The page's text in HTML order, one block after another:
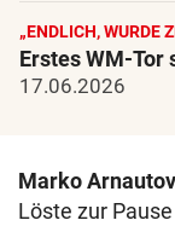
„ENDLICH, WURDE
Erstes WM-Tor
17.06.2026
Marko
Löste zur